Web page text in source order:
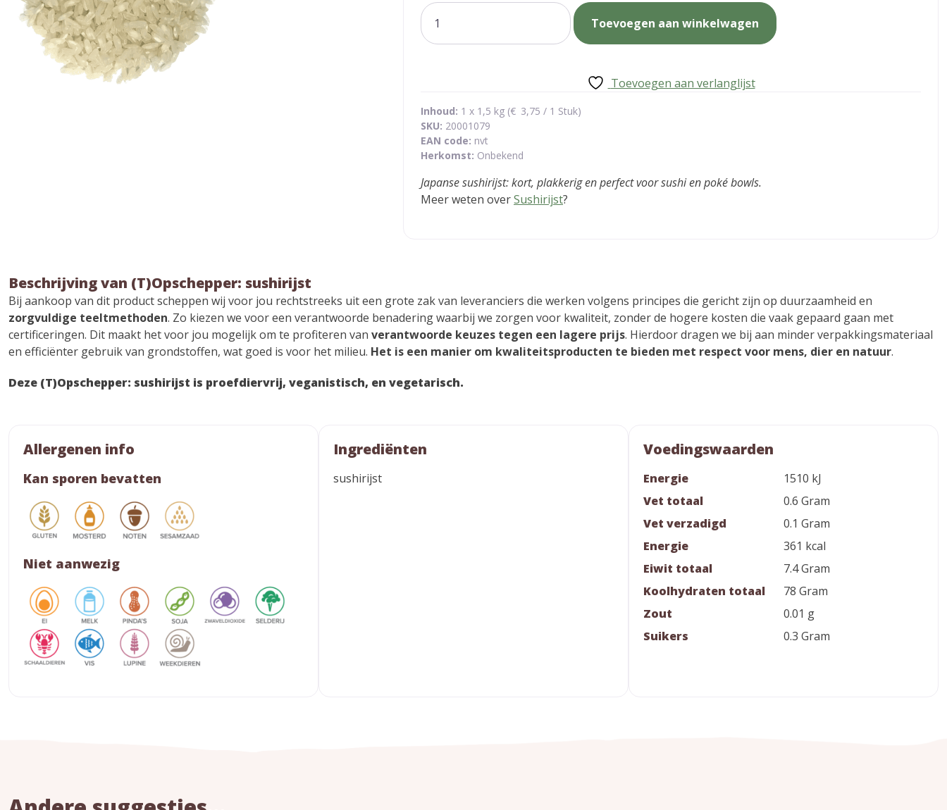
(T)Opschepper:
sushirijst
aantal
Toevoegen aan winkelwagen
Toevoegen aan verlanglijst
Inhoud: 1 x 1,5 kg (€ 3,75 / 1 Stuk)
SKU: 20001079
EAN code: nvt
Herkomst: Onbekend
Japanse sushirijst: kort, plakkerig en perfect voor sushi en poké bowls.
Meer weten overSushirijst?
Beschrijving van (T)Opschepper: sushirijst
Bij aankoop van dit product scheppen wij voor jou rechtstreeks uit een grote zak van leveranciers die werken volgens principes die gericht zijn op duurzaamheid en
zorgvuldige teeltmethoden. Zo kiezen we voor een verantwoorde benadering waarbij we zorgen voor kwaliteit, zonder de hogere kosten die vaak gepaard gaan met
certificeringen. Dit maakt het voor jou mogelijk om te profiteren van verantwoorde keuzes tegen een lagere prijs. Hierdoor dragen we bij aan minder verpakkingsmateriaal
en efficiënter gebruik van grondstoffen, wat goed is voor het milieu. Het is een manier om kwaliteitsproducten te bieden met respect voor mens, dier en natuur.
Deze (T)Opschepper: sushirijst is proefdiervrij, veganistisch, en vegetarisch.
Allergenen info
Kan sporen bevatten
Niet aanwezig
Ingrediënten
sushirijst
Voedingswaarden
Energie
1510 kJ
Vet totaal
0.6 Gram
Vet verzadigd
0.1 Gram
Energie
361 kcal
Eiwit totaal
7.4 Gram
Koolhydraten totaal
78 Gram
Zout
0.01 g
Suikers
0.3 Gram